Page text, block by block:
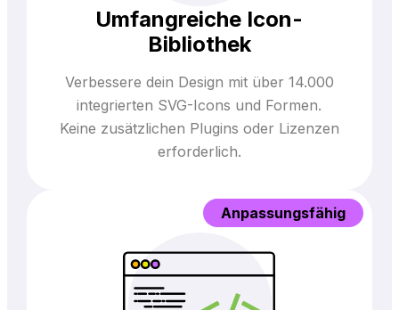
Umfangreiche Icon-
Bibliothek
Verbessere dein Design mit über 14.000
integrierten SVG-Icons und Formen.
Keine zusätzlichen Plugins oder Lizenzen
erforderlich.
Anpassungsfähig